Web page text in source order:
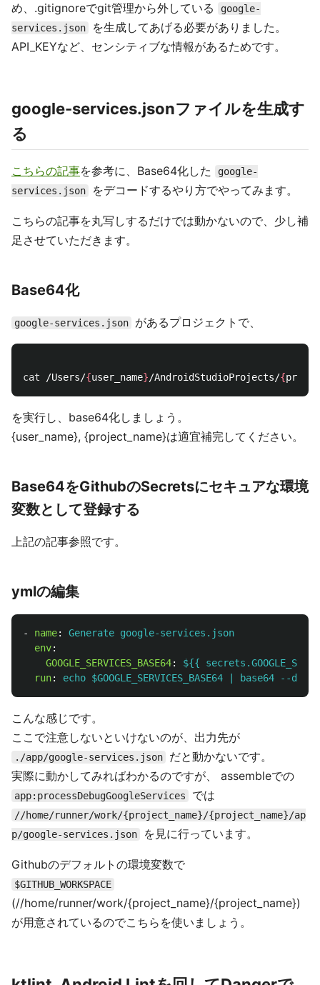
め、.gitignoreでgit管理から外している
google-
services.json
を生成してあげる必要がありました。
API_KEYなど、センシティブな情報があるためです。
google-services.jsonファイルを生成す
る
こちらの記事を参考に、Base64化した
google-
services.json
をデコードするやり方でやってみます。
こちらの記事を丸写しするだけでは動かないので、少し補
足させていただきます。
Base64化
google-services.json があるプロジェクトで、
cat /Users/{user_name}/AndroidStudioProjects/{
を実行し、base64化しましょう。
{user_name}, {project_name}は適宜補完してください。
Base64をGithubのSecretsにセキュアな環境
変数として登録する
上記の記事参照です。
ymlの編集
- name:
Generate google-services.json
env:
GOOGLE_SERVICES_BASE64:
${{
run: echo $GOOGLE_SERVICES_BASE64 | base64 --
こんな感じです。
ここで注意しないといけないのが、出力先が
./app/google-services.json
だと動かないです。
実際に動かしてみればわかるのですが、 assembleでの
app:processDebugGoogleServices では
//home/runner/work/{project_name}/{project_name}/ap
p/google-services.json
を見に行っています。
Githubのデフォルトの環境変数で
$GITHUB_WORKSPACE
(//home/runner/work/{project_name}/{project_name})
が用意されているのでこちらを使いましょう。